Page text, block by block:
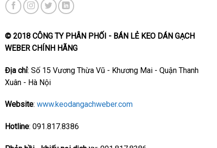
© 2018 CÔNG TY PHÂN PHỐI - BÁN LẺ KEO DÁN GẠCH
WEBER CHÍNH HÃNG
Địa chỉ: Số 15 Vương Thừa Vũ - Khương Mai - Quận Thanh
Xuân - Hà Nội
Website: www.keodangachweber.com
Hotline: 091.817.8386